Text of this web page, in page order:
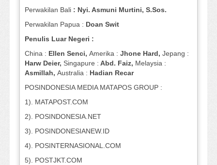
Perwakilan Bali : Nyi. Asmuni Murtini, S.Sos.
Perwakilan Papua : Doan Swit
Penulis Luar Negeri :
China : Ellen Senci, Amerika : Jhone Hard, Jepang :
Harw Deier, Singapure : Abd. Faiz, Melaysia :
Asmillah, Australia : Hadian Recar
POSINDONESIA MEDIA MATAPOS GROUP :
1). MATAPOST.COM
2). POSINDONESIA.NET
3). POSINDONESIANEW.ID
4). POSINTERNASIONAL.COM
5). POSTJKT.COM